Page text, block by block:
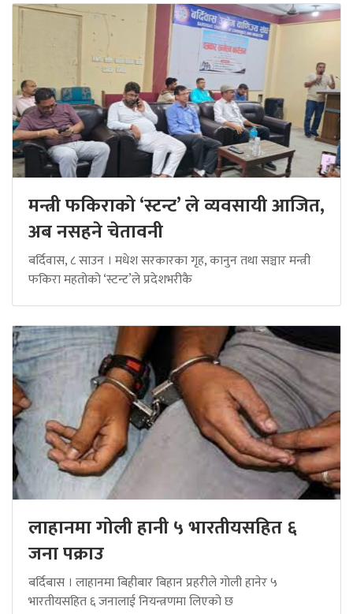
मन्त्री फकिराको ‘स्टन्ट’ ले व्यवसायी आजित,
अब नसहने चेतावनी
बर्दिवास, ८ साउन । मधेश सरकारका गृह, कानुन तथा सञ्चार मन्त्री
फकिरा महतोको ‘स्टन्ट’ले प्रदेशभरीकै
लाहानमा गोली हानी ५ भारतीयसहित ६
जना पक्राउ
बर्दिबास । लाहानमा बिहीबार बिहान प्रहरीले गोली हानेर ५
भारतीयसहित ६ जनालाई नियन्त्रणमा लिएको छ